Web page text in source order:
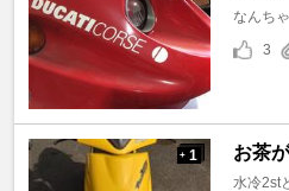
なんち
3
+ 1 お茶
水冷2st